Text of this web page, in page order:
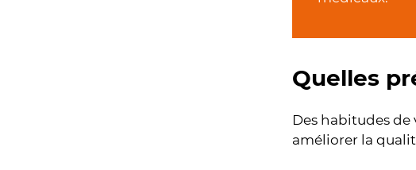
Quelles
Des habitudes
améliorer la